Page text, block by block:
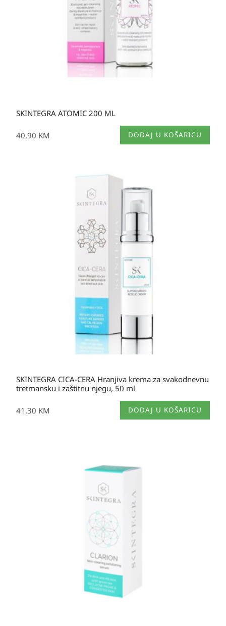
SKINTEGRA ATOMIC 200 ML
40,90 KM DODAJ U KOŠARICU
SKINTEGRA CICA-CERA Hranjiva krema za svakodnevnu
tretmansku i zaštitnu njegu, 50 ml
41,30 KM DODAJ U KOŠARICU